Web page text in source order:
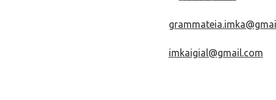
imkaigial@gmail.com